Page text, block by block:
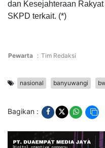
dan Kesejahteraan
SKPD terkait. (*)
Pewarta : Tim Redaksi
nasional banyuwangi
Bagikan :